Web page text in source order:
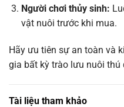
Người chơi thủy sinh:
vật nuôi trước khi mua.
Hãy ưu tiên sự an toàn và
gia bất kỳ trào lưu nuôi thú
Tài liệu tham khảo